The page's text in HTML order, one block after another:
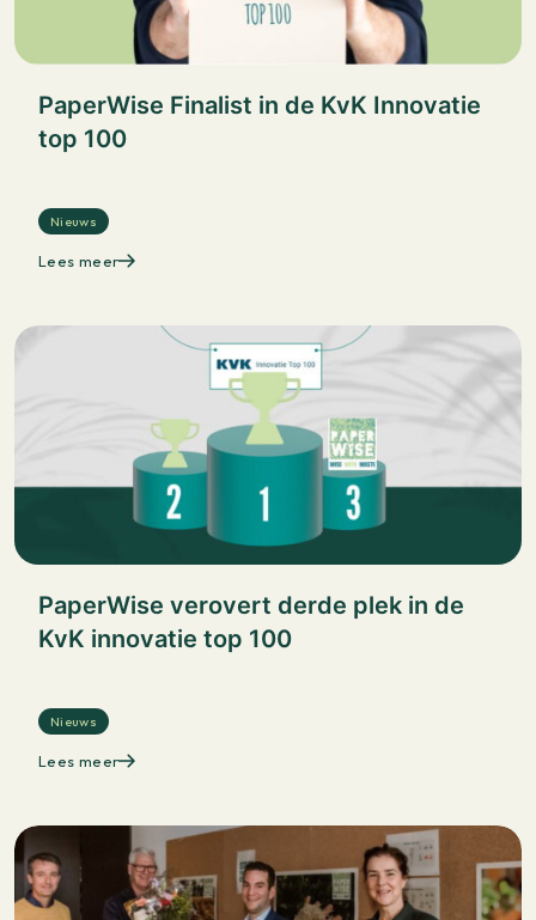
PaperWise Finalist in de KvK Innovatie
top 100
Nieuws
Lees meer
PaperWise verovert derde plek in de
KvK innovatie top 100
Nieuws
Lees meer